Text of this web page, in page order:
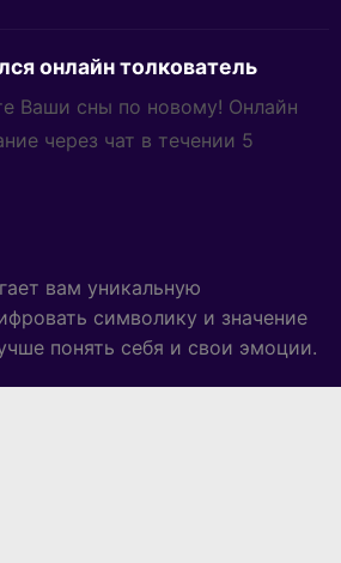
онлайн толкователь
Ваши сны по новому! Онлайн
через чат в течении 5
вам уникальную
символику и значение
понять себя и свои эмоции.